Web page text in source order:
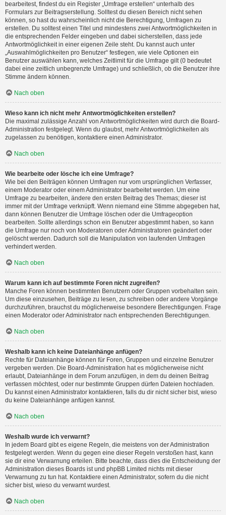
bearbeitest, findest du ein Register „Umfrage erstellen“ unterhalb des
Formulars zur Beitragserstellung. Solltest du diesen Bereich nicht sehen
können, so hast du wahrscheinlich nicht die Berechtigung, Umfragen zu
erstellen. Du solltest einen Titel und mindestens zwei Antwortmöglichkeiten in
die entsprechenden Felder eingeben und dabei sicherstellen, dass jede
Antwortmöglichkeit in einer eigenen Zeile steht. Du kannst auch unter
„Auswahlmöglichkeiten pro Benutzer“ festlegen, wie viele Optionen ein
Benutzer auswählen kann, welches Zeitlimit für die Umfrage gilt (0 bedeutet
dabei eine zeitlich unbegrenzte Umfrage) und schließlich, ob die Benutzer ihre
Stimme ändern können.
Nach oben
Wieso kann ich nicht mehr Antwortmöglichkeiten erstellen?
Die maximal zulässige Anzahl von Antwortmöglichkeiten wird durch die Board-
Administration festgelegt. Wenn du glaubst, mehr Antwortmöglichkeiten als
zugelassen zu benötigen, kontaktiere einen Administrator.
Nach oben
Wie bearbeite oder lösche ich eine Umfrage?
Wie bei den Beiträgen können Umfragen nur vom ursprünglichen Verfasser,
einem Moderator oder einem Administrator bearbeitet werden. Um eine
Umfrage zu bearbeiten, ändere den ersten Beitrag des Themas; dieser ist
immer mit der Umfrage verknüpft. Wenn niemand eine Stimme abgegeben hat,
dann können Benutzer die Umfrage löschen oder die Umfrageoption
bearbeiten. Sollte allerdings schon ein Benutzer abgestimmt haben, so kann
die Umfrage nur noch von Moderatoren oder Administratoren geändert oder
gelöscht werden. Dadurch soll die Manipulation von laufenden Umfragen
verhindert werden.
Nach oben
Warum kann ich auf bestimmte Foren nicht zugreifen?
Manche Foren können bestimmten Benutzern oder Gruppen vorbehalten sein.
Um diese einzusehen, Beiträge zu lesen, zu schreiben oder andere Vorgänge
durchzuführen, brauchst du möglicherweise besondere Berechtigungen. Frage
einen Moderator oder Administrator nach entsprechenden Berechtigungen.
Nach oben
Weshalb kann ich keine Dateianhänge anfügen?
Rechte für Dateianhänge können für Foren, Gruppen und einzelne Benutzer
vergeben werden. Die Board-Administration hat es möglicherweise nicht
erlaubt, Dateianhänge in dem Forum anzufügen, in dem du deinen Beitrag
verfassen möchtest, oder nur bestimmte Gruppen dürfen Dateien hochladen.
Du kannst einen Administrator kontaktieren, falls du dir nicht sicher bist, wieso
du keine Dateianhänge anfügen kannst.
Nach oben
Weshalb wurde ich verwarnt?
In jedem Board gibt es eigene Regeln, die meistens von der Administration
festgelegt werden. Wenn du gegen eine dieser Regeln verstoßen hast, kann
sie dir eine Verwarnung erteilen. Bitte beachte, dass dies die Entscheidung der
Administration dieses Boards ist und phpBB Limited nichts mit dieser
Verwarnung zu tun hat. Kontaktiere einen Administrator, sofern du die nicht
sicher bist, wieso du verwarnt wurdest.
Nach oben